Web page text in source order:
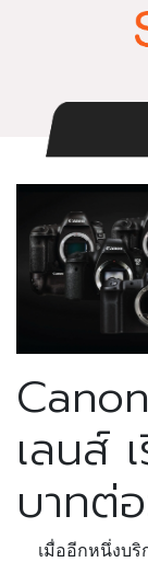
เลนส์
บาทต่
เมื่ออีกหนึ่งบริก